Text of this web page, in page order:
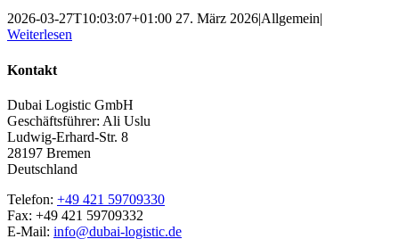
2026-03-27T10:03:07+01:00 27. März 2026|Allgemein|
Weiterlesen
Kontakt
Dubai Logistic GmbH
Geschäftsführer: Ali Uslu
Ludwig-Erhard-Str. 8
28197 Bremen
Deutschland
Telefon: +49 421 59709330
Fax: +49 421 59709332
E-Mail: info@dubai-logistic.de